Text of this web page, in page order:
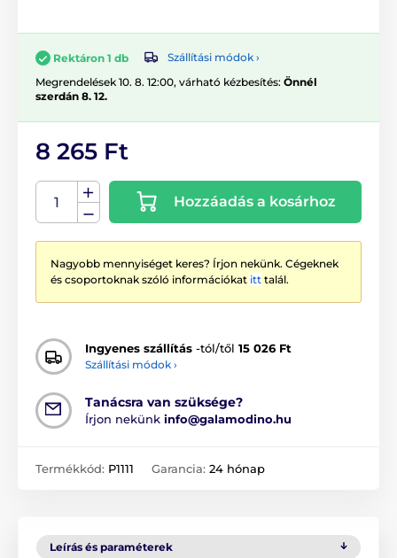
Rektáron 1 db
Szállítási módok ›
Megrendelések 10. 8. 12:00, várható kézbesítés: Önnél
szerdán 8. 12.
8 265 Ft
Hozzáadás a kosárhoz
Nagyobb mennyiséget keres? Írjon nekünk. Cégeknek
és csoportoknak szóló információkat itt talál.
Ingyenes szállítás -tól/től 15 026 Ft
Szállítási módok ›
Tanácsra van szüksége?
Írjon nekünk info@galamodino.hu
Termékkód: P1111 Garancia: 24 hónap
Leírás és paraméterek